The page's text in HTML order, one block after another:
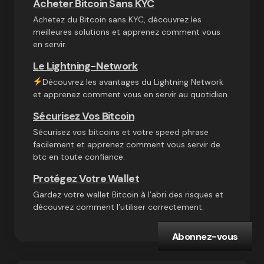
Acheter Bitcoin Sans KYC
Achetez du Bitcoin sans KYC, découvrez les
meilleures solutions et apprenez comment vous
en servir.
Le Lightning-Network
Découvrez les avantages du Lightning Network
et apprenez comment vous en servir au quotidien.
Sécurisez Vos Bitcoin
Sécurisez vos bitcoins et votre speed phrase
facilement et apprenez comment vous servir de
btc en toute confiance.
Protégez Votre Wallet
Gardez votre wallet Bitcoin à l’abri des risques et
découvrez comment l’utiliser correctement.
Abonnez-vous